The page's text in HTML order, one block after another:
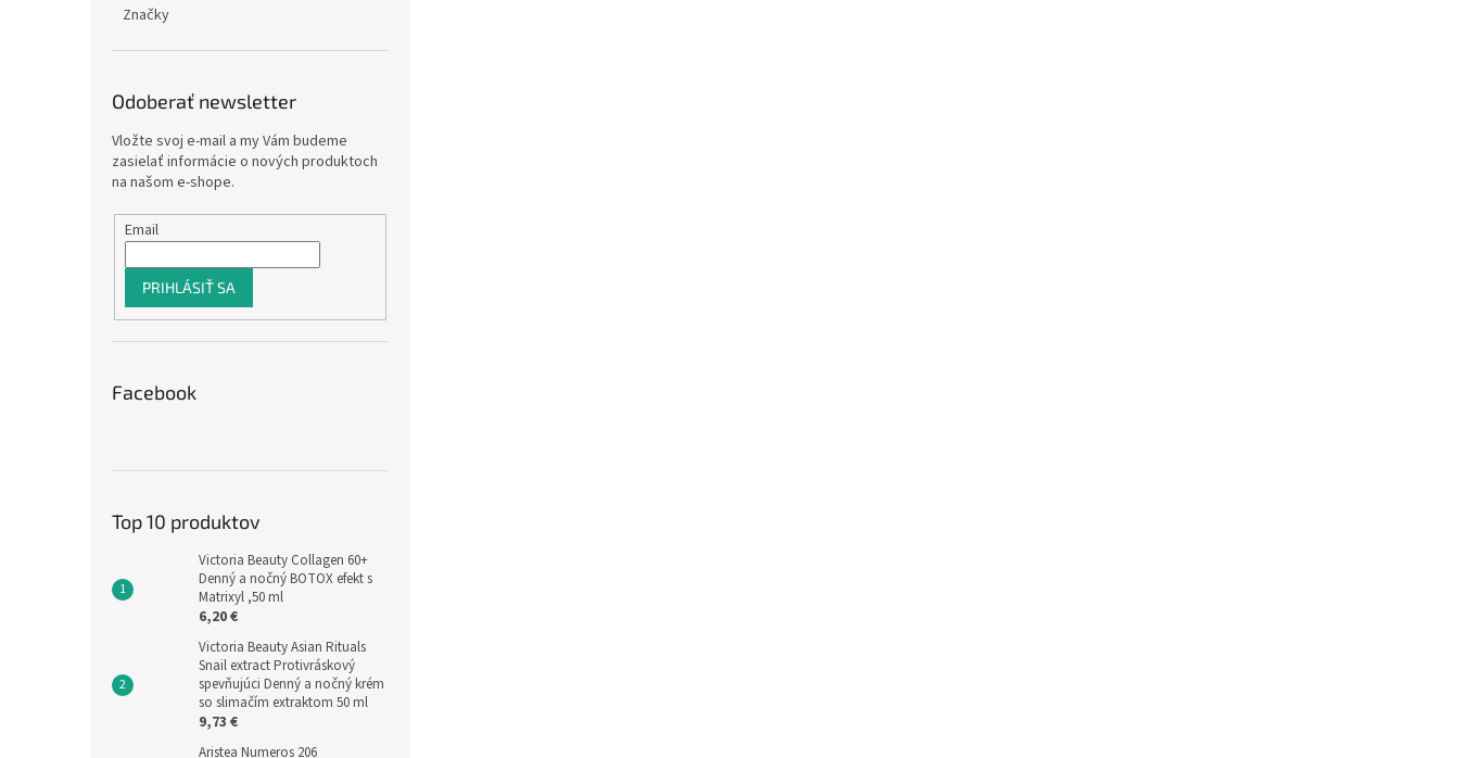
Značky
Odoberať newsletter
Vložte svoj e-mail a my Vám budeme
zasielať informácie o nových produktoch
na našom e-shope.
Email
PRIHLÁSIŤ SA
Facebook
Top 10 produktov
Victoria Beauty Collagen 60+
Denný a nočný BOTOX efekt s
Matrixyl ,50 ml
6,20 €
Victoria Beauty Asian Rituals
Snail extract Protivráskový
spevňujúci Denný a nočný krém
so slimačím extraktom 50 ml
9,73 €
Aristea Numeros 206